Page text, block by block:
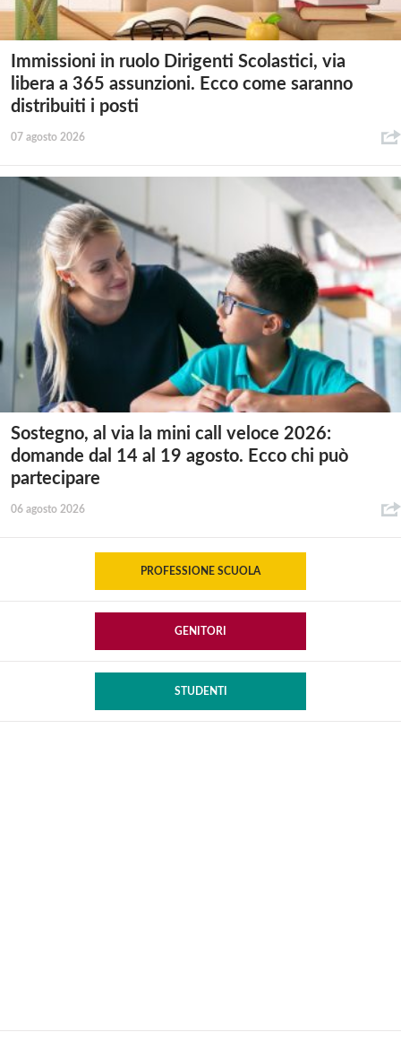
Immissioni in ruolo Dirigenti Scolastici, via
libera a 365 assunzioni. Ecco come saranno
distribuiti i posti
07 agosto 2026
Sostegno, al via la mini call veloce 2026:
domande dal 14 al 19 agosto. Ecco chi può
partecipare
06 agosto 2026
PROFESSIONE SCUOLA
GENITORI
STUDENTI